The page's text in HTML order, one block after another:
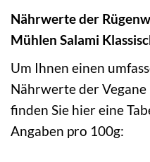
Nährwerte der
Mühlen Salami
Um Ihnen einen
Nährwerte der Vegane
finden Sie hier eine
Angaben pro 100g: